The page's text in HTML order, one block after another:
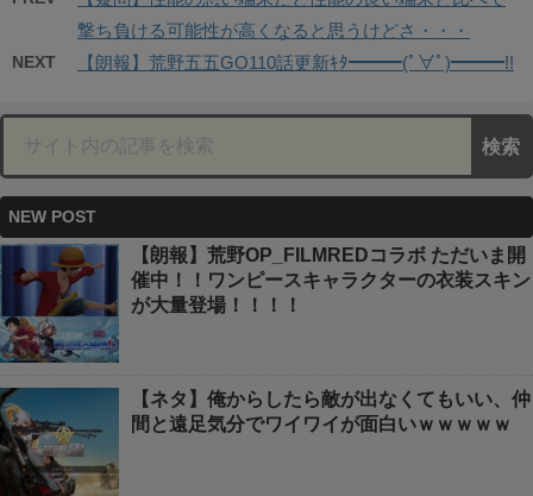
撃ち負ける可能性が高くなると思うけどさ・・・
NEXT 【朗報】荒野五五GO110話更新ｷﾀ━━━(ﾟ∀ﾟ)━━━!!
NEW POST
【朗報】荒野OP_FILMREDコラボ ただいま開
催中！！ワンピースキャラクターの衣装スキン
が大量登場！！！！
【ネタ】俺からしたら敵が出なくてもいい、仲
間と遠足気分でワイワイが面白いｗｗｗｗｗ